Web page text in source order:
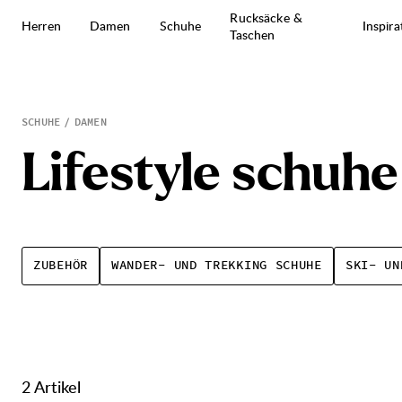
Herren
Damen Schuhe
Rucksäcke &
Taschen
SCHUHE DAMEN
Lifestyle schuhe
ZUBEHÖR WANDER- UND TREKKING SCHUHE SKI-
2 Artikel
Produkte